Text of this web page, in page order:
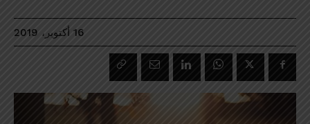
16 أكتوبر، 2019